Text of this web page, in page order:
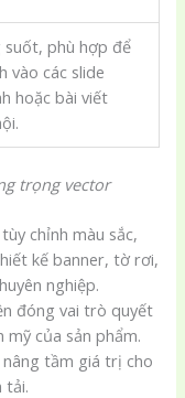
phù hợp để
vào các slide
hoặc bài viết
trọng vector
chỉnh màu sắc,
kế banner, tờ rơi,
nghiệp.
đóng vai trò quyết
của sản phẩm.
tầm giá trị cho
tải.